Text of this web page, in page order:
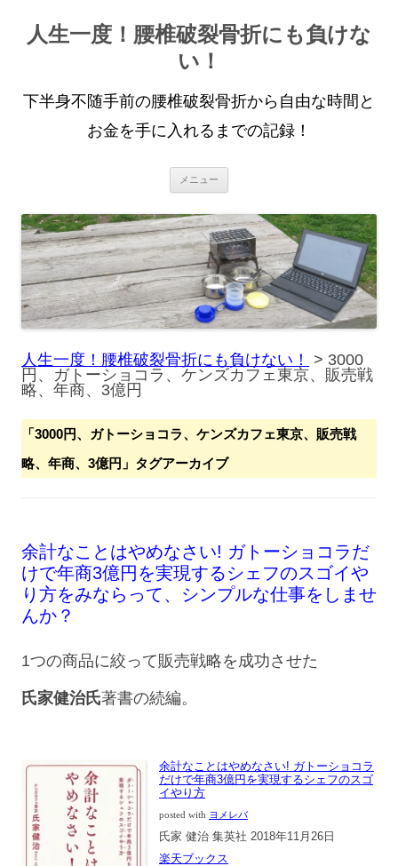
人生一度！腰椎破裂骨折にも負けな
い！
下半身不随手前の腰椎破裂骨折から自由な時間と
お金を手に入れるまでの記録！
メニュー
ン
ツ
へ
ス
キ
ッ
プ
人生一度！腰椎破裂骨折にも負けない！ > 3000
円、ガトーショコラ、ケンズカフェ東京、販売戦
略、年商、3億円
「3000円、ガトーショコラ、ケンズカフェ東京、販売戦
略、年商、3億円 」タグアーカイブ
余計なことはやめなさい! ガトーショコラだ
けで年商3億円を実現するシェフのスゴイや
り方をみならって、シンプルな仕事をしませ
んか？
1つの商品に絞って販売戦略を成功させた
氏家健治氏著書の続編。
余計なことはやめなさい! ガトーショコラ
だけで年商3億円を実現するシェフのスゴ
イやり方
posted with ヨメレバ
氏家 健治 集英社 2018年11月26日
楽天ブックス